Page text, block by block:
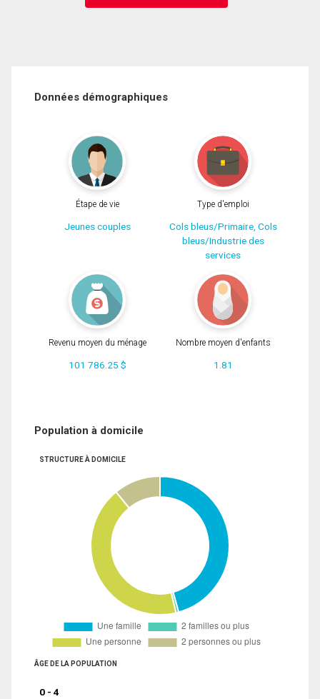
Données démographiques
Étape de vie
Jeunes couples
Type d'emploi
Cols bleus/Primaire, Cols
bleus/Industrie des
services
Revenu moyen du ménage
101 786.25 $
Nombre moyen d'enfants
1.81
Population à domicile
STRUCTURE À DOMICILE
ÂGE DE LA POPULATION
0 - 4